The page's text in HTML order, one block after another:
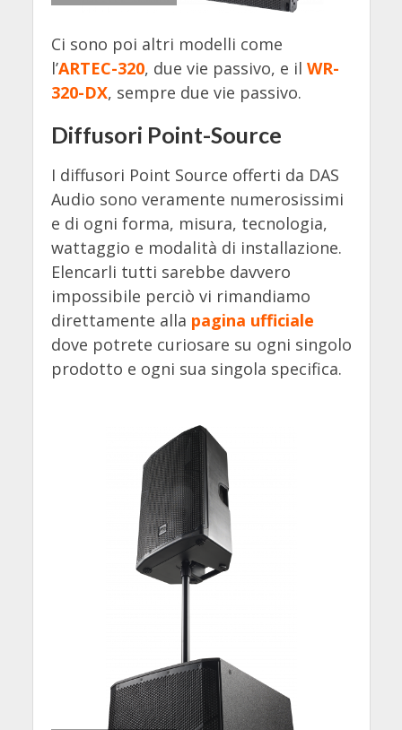
Ci sono poi altri modelli come
l’ARTEC-320, due vie passivo, e il WR-
320-DX, sempre due vie passivo.
Diffusori Point-Source
I diffusori Point Source offerti da DAS
Audio sono veramente numerosissimi
e di ogni forma, misura, tecnologia,
wattaggio e modalità di installazione.
Elencarli tutti sarebbe davvero
impossibile perciò vi rimandiamo
direttamente alla pagina ufficiale
dove potrete curiosare su ogni singolo
prodotto e ogni sua singola specifica.